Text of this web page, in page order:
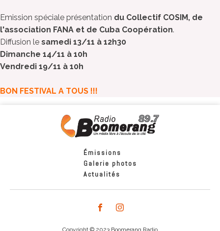
Emission spéciale présentation du Collectif COSIM, de
l'association FANA et de Cuba Coopération.
Diffusion le samedi 13/11 à 12h30
Dimanche 14/11 à 10h
Vendredi 19/11 à 10h
BON FESTIVAL A TOUS !!!
Émissions
Galerie photos
Actualités
Copyright © 2023 Boomerang Radio